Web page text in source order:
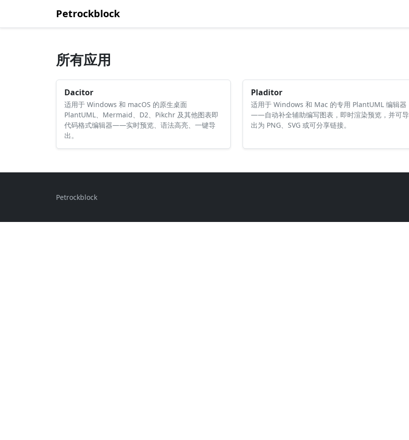
Petrockblock
所有应用
Dacitor
适用于 Windows 和 macOS 的原生桌面
PlantUML、Mermaid、D2、Pikchr 及其他图表即
代码格式编辑器——实时预览、语法高亮、一键导
出。
Pladitor
适用于 Windows 和 Mac 的专用 PlantUML 编辑器
——自动补全辅助编写图表，即时渲染预览，并可导
出为 PNG、SVG 或可分享链接。
Petrockblock